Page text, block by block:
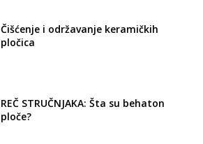
Čišćenje i održavanje keramičkih
pločica
REČ STRUČNJAKA: Šta su behaton
ploče?